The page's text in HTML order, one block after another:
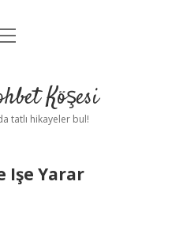
Uyarı Köşesi
tatlı hikayeler bul!
Işe Yarar